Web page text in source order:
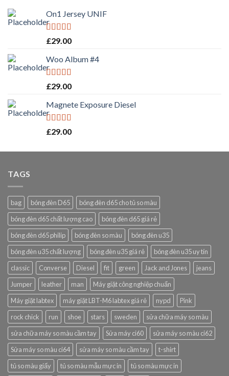
On1 Jersey UNIF
Rated5.00
£29.00
Woo Album #4
Rated5.00
£29.00
Magnete Exposure Diesel
Rated5.00
£29.00
TAGS
bag bóng đèn D65
bóng đèn d65 cho tủ so màu
bóng đèn d65 chất lượng cao
bóng đèn d65 giá rẻ
bóng đèn d65 philip
bóng đèn so màu
bóng đèn u35
bóng đèn u35 chất lượng
bóng đèn u35 giá rẻ
bóng đèn u35 uy tín
classic
Converse Diesel fit green Jack and Jones
jeans
Jumper
leather man
Máy giặt công nghiệp chuẩn
Máy giặt labtex
máy giặt LBT-M6 labtex giá rẻ nypd
Pink
rock chick
run shoe stars sweden
sửa chữa máy so màu
sửa chữa máy so màu cầm tay
Sửa máy ci60
sửa máy so màu ci62
Sửa máy so màu ci64
sửa máy so màu cầm tay
t-shirt
tủ so màu giấy
tủ so màu mẫu mực in tủ so màu mực in